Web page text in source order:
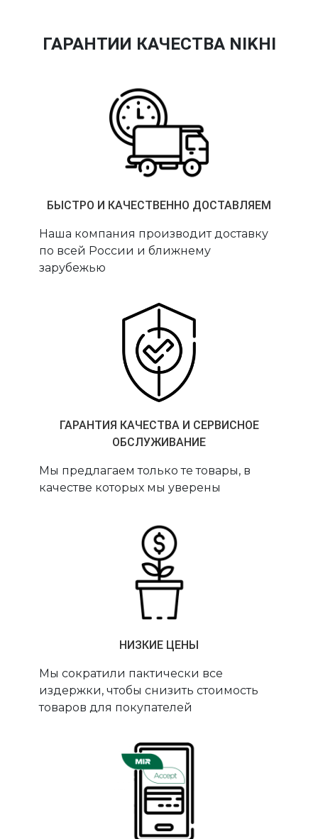
ГАРАНТИИ КАЧЕСТВА NIKHI
БЫСТРО И КАЧЕСТВЕННО ДОСТАВЛЯЕМ
Наша компания производит доставку
по всей России и ближнему
зарубежью
ГАРАНТИЯ КАЧЕСТВА И СЕРВИСНОЕ
ОБСЛУЖИВАНИЕ
Мы предлагаем только те товары, в
качестве которых мы уверены
НИЗКИЕ ЦЕНЫ
Мы сократили пактически все
издержки, чтобы снизить стоимость
товаров для покупателей